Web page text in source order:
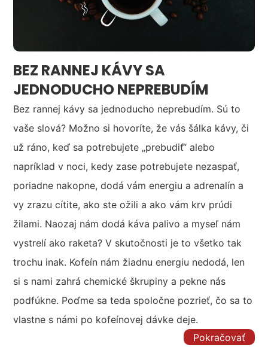
BEZ RANNEJ KÁVY SA
JEDNODUCHO NEPREBUDÍM
Bez rannej kávy sa jednoducho neprebudím. Sú to
vaše slová? Možno si hovoríte, že vás šálka kávy, či
už ráno, keď sa potrebujete „prebudiť“ alebo
napríklad v noci, kedy zase potrebujete nezaspať,
poriadne nakopne, dodá vám energiu a adrenalín a
vy zrazu cítite, ako ste ožili a ako vám krv prúdi
žilami. Naozaj nám dodá káva palivo a myseľ nám
vystrelí ako raketa? V skutočnosti je to všetko tak
trochu inak. Kofeín nám žiadnu energiu nedodá, len
si s nami zahrá chemické škrupiny a pekne nás
podfúkne. Poďme sa teda spoločne pozrieť, čo sa to
vlastne s námi po kofeínovej dávke deje.
Pokračovať